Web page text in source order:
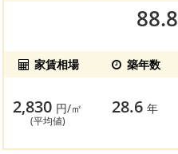
88.8
家賃相場 築年数
2,830 円/㎡
(平均値)
28.6年